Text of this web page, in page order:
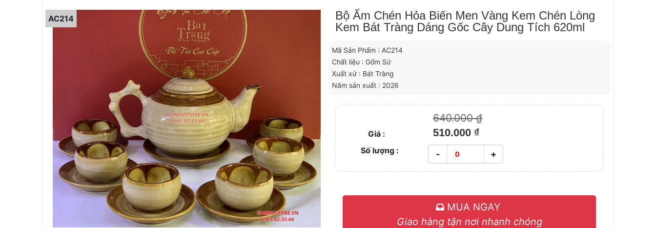
AC214
Bộ Ấm Chén Hỏa Biến Men Vàng Kem Chén Lòng
Kem Bát Tràng Dáng Gốc Cây Dung Tích 620ml
Mã Sản Phẩm : AC214
Chất liệu : Gốm Sứ
Xuất xứ : Bát Tràng
Năm sản xuất : 2026
640.000 ₫
Giá : 510.000 ₫
Số lượng : - +
MUA NGAY
Giao hàng tận nơi nhanh chóng